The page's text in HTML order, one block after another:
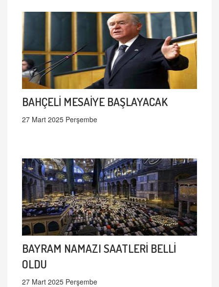
BAHÇELİ MESAİYE BAŞLAYACAK
27 Mart 2025 Perşembe
BAYRAM NAMAZI SAATLERİ BELLİ
OLDU
27 Mart 2025 Perşembe